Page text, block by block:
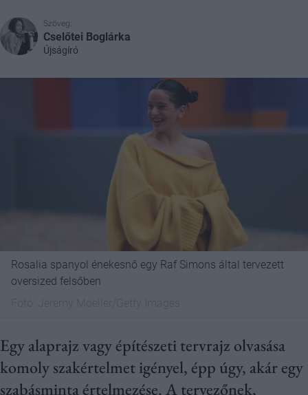
Szöveg:
Cselőtei Boglárka
Újságíró
Rosalia spanyol énekesnő egy Raf Simons által tervezett
oversized felsőben
Egy alaprajz vagy építészeti tervrajz olvasása
komoly szakértelmet igényel, épp úgy, akár egy
szabásminta értelmezése. A tervezőnek,